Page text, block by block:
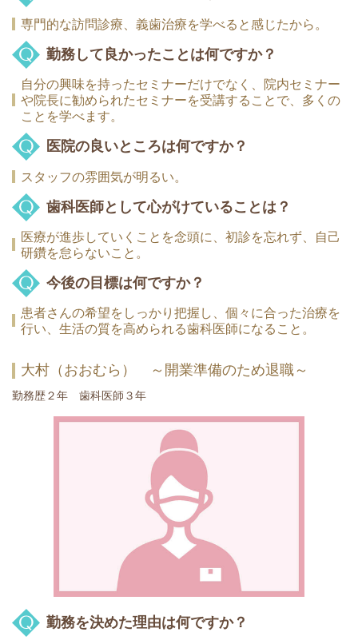
専門的な訪問診療、義歯治療を学べると感じたから。
勤務して良かったことは何ですか？
自分の興味を持ったセミナーだけでなく、院内セミナー
や院長に勧められたセミナーを受講することで、多くの
ことを学べます。
医院の良いところは何ですか？
スタッフの雰囲気が明るい。
歯科医師として心がけていることは？
医療が進歩していくことを念頭に、初診を忘れず、自己
研鑽を怠らないこと。
今後の目標は何ですか？
患者さんの希望をしっかり把握し、個々に合った治療を
行い、生活の質を高められる歯科医師になること。
大村（おおむら） ～開業準備のため退職～
勤務歴２年 歯科医師３年
勤務を決めた理由は何ですか？